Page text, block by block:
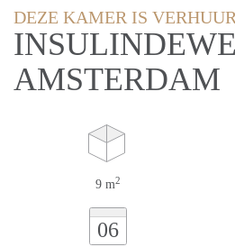
DEZE KAMER IS
AMSTERDAM
9 m2
06